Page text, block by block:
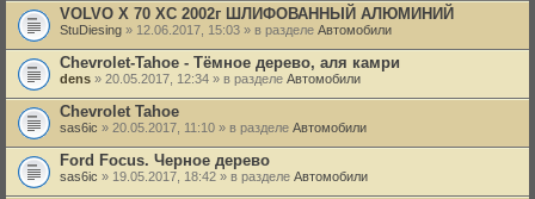
VOLVO X 70 XC 2002г ШЛИФОВАННЫЙ АЛЮМИНИЙ
StuDiesing » 12.06.2017, 15:03 » в разделе Автомобили
Chevrolet-Tahoe - Тёмное дерево, аля камри
dens » 20.05.2017, 12:34 » в разделе Автомобили
Chevrolet Tahoe
sas6ic » 20.05.2017, 11:10 » в разделе Автомобили
Ford Focus. Черное дерево
sas6ic » 19.05.2017, 18:42 » в разделе Автомобили